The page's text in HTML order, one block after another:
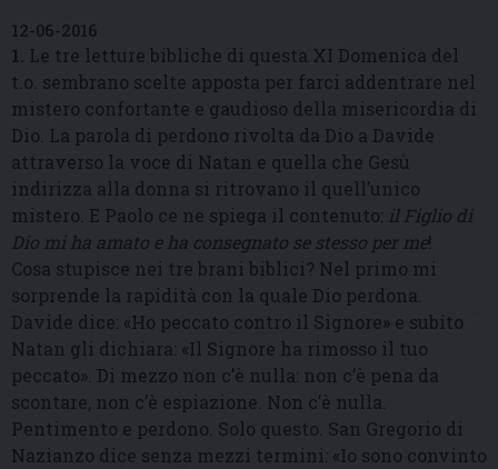
12-06-2016
1. Le tre letture bibliche di questa XI Domenica del
t.o. sembrano scelte apposta per farci addentrare nel
mistero confortante e gaudioso della misericordia di
Dio. La parola di perdono rivolta da Dio a Davide
attraverso la voce di Natan e quella che Gesù
indirizza alla donna si ritrovano il quell’unico
mistero. E Paolo ce ne spiega il contenuto: il Figlio di
Dio mi ha amato e ha consegnato se stesso per me!
Cosa stupisce nei tre brani biblici? Nel primo mi
sorprende la rapidità con la quale Dio perdona.
Davide dice: «Ho peccato contro il Signore» e subito
Natan gli dichiara: «Il Signore ha rimosso il tuo
peccato». Di mezzo non c’è nulla: non c’è pena da
scontare, non c’è espiazione. Non c’è nulla.
Pentimento e perdono. Solo questo. San Gregorio di
Nazianzo dice senza mezzi termini: «Io sono convinto